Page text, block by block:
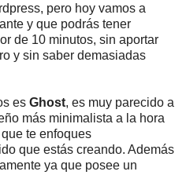
pero hoy vamos a
y que podrás tener
de 10 minutos, sin aportar
y sin saber demasiadas
es Ghost, es muy parecido a
más minimalista a la hora
te enfoques
que estás creando. Además
ya que posee un